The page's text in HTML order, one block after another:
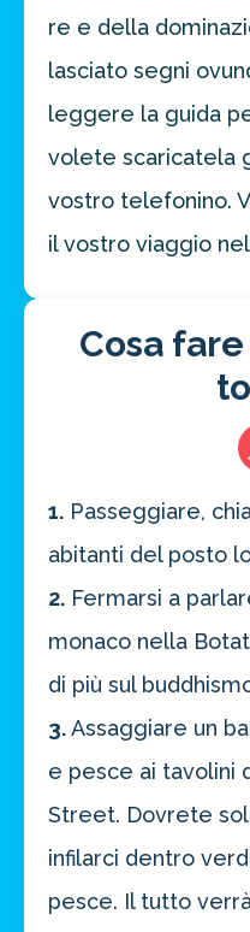
re e della
lasciato segni
leggere la guida
volete scaricatela
vostro telefonino.
il vostro viaggio
Cosa
1. Passeggiare,
abitanti del posto
2. Fermarsi a
monaco nella
di più sul
3.Assaggiare un
e pesce ai tavolini
Street. Dovrete
infilarci dentro
pesce. Il tutto